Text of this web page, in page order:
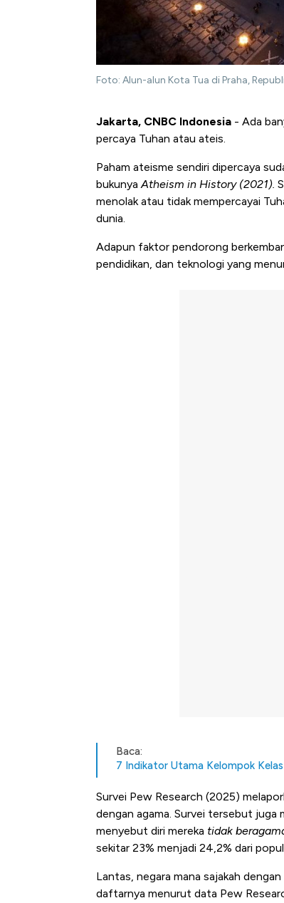
Foto: Alun-alun Kota Tua di Praha,
Jakarta, CNBC Indonesia - Ada
percaya Tuhan atau ateis.
Paham ateisme sendiri dipercaya
bukunyaAtheism in History (2021).
menolak atau tidak mempercayai
dunia.
Adapun faktor pendorong
pendidikan, dan teknologi yang
Baca:
7 Indikator Utama Kelompok
Survei Pew Research (2025)
dengan agama. Survei tersebut juga
menyebut diri mereka tidak
sekitar 23% menjadi 24,2% dari
Lantas, negara mana sajakah
daftarnya menurut data Pew